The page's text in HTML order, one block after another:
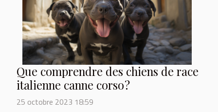
Que comprendre des chiens de race
italienne canne corso ?
25 octobre 2023 18:59